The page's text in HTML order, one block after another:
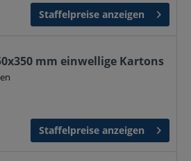
Staffelpreise anzeigen
mm einwellige Kartons
Staffelpreise anzeigen